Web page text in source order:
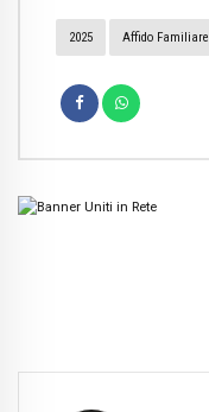
2025 Affido Familiare